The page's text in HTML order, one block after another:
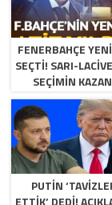
FENERBAHÇE
SEÇTI! SARI-
SEÇIMIN
YILDIRIM
PUTIN
ETTIK’ DEDI!